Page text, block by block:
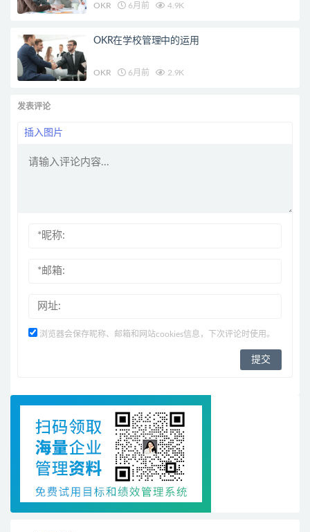
OKR 6月前 4.9K
OKR在学校管理中的运用
OKR 6月前 2.9K
发表评论
插入图片
浏览器会保存昵称、邮箱和网站cookies信息，下次评论时使用。